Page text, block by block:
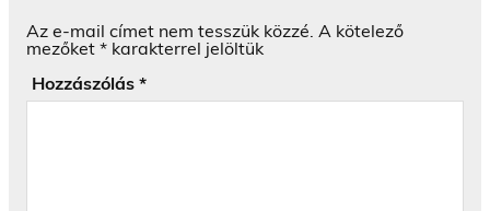
Az e-mail címet nem tesszük közzé. A kötelező
mezőket * karakterrel jelöltük
Hozzászólás *